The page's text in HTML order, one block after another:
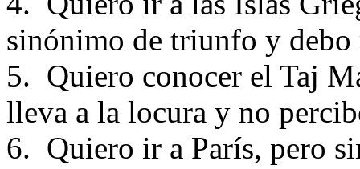
sinónimo de triunfo y debo
5. Quiero conocer el Taj
lleva a la locura y no
6. Quiero ir a París, pero